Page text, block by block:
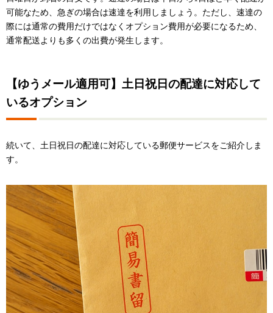
可能なため、急ぎの場合は速達を利用しましょう。ただし、速達の
際には通常の費用だけではなくオプション費用が必要になるため、
通常配送よりも多くの出費が発生します。
【ゆうメール適用可】土日祝日の配達に対応して
いるオプション
続いて、土日祝日の配達に対応している郵便サービスをご紹介しま
す。